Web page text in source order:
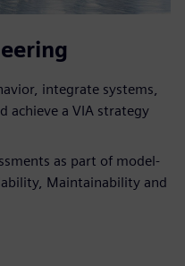
integrate systems,
achieve a VIA strategy
as part of model-
Maintainability and